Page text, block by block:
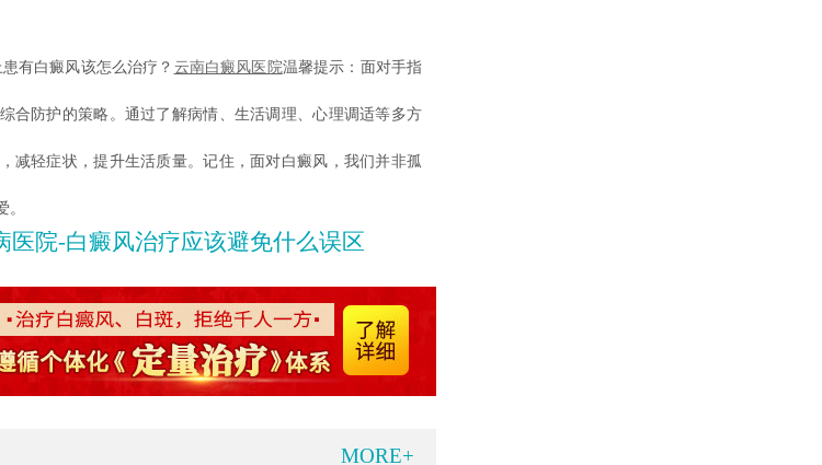
有白癜风该怎么治疗？ 云南白癜风医院温馨提示：面对手指
合防护的策略。通过了解病情、生活调理、心理调适等多方
减轻症状，提升生活质量。记住，面对白癜风，我们并非孤
医院-白癜风治疗应该避免什么误区
MORE+